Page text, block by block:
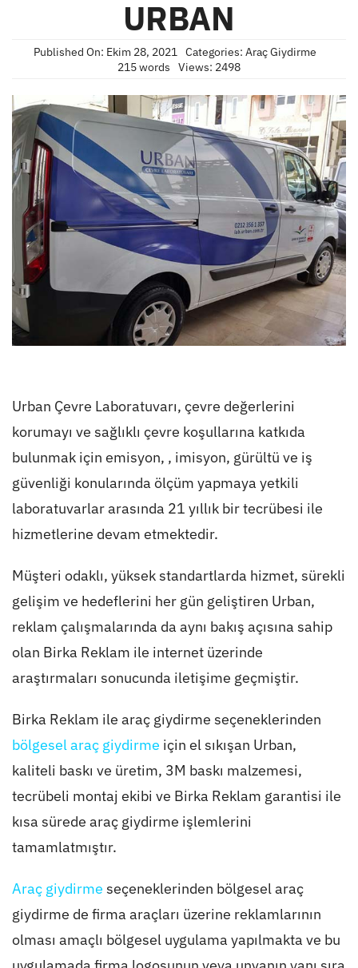
URBAN
Published On: Ekim 28, 2021 Categories: Araç Giydirme
215 words
Views: 2498
Urban Çevre Laboratuvarı, çevre değerlerini
korumayı ve sağlıklı çevre koşullarına katkıda
bulunmak için emisyon, , imisyon, gürültü ve iş
güvenliği konularında ölçüm yapmaya yetkili
laboratuvarlar arasında 21 yıllık bir tecrübesi ile
hizmetlerine devam etmektedir.
Müşteri odaklı, yüksek standartlarda hizmet, sürekli
gelişim ve hedeflerini her gün geliştiren Urban,
reklam çalışmalarında da aynı bakış açısına sahip
olan Birka Reklam ile internet üzerinde
araştırmaları sonucunda iletişime geçmiştir.
Birka Reklam ile araç giydirme seçeneklerinden
bölgesel araç giydirme için el sıkışan Urban,
kaliteli baskı ve üretim, 3M baskı malzemesi,
tecrübeli montaj ekibi ve Birka Reklam garantisi ile
kısa sürede araç giydirme işlemlerini
tamamlatmıştır.
Araç giydirme seçeneklerinden bölgesel araç
giydirme de firma araçları üzerine reklamlarının
olması amaçlı bölgesel uygulama yapılmakta ve bu